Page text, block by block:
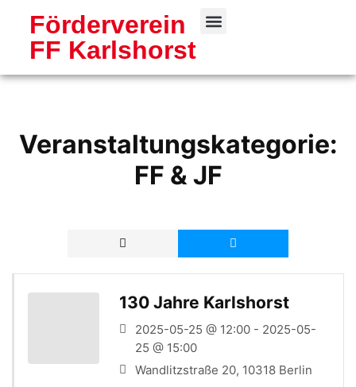
Förderverein
FF Karlshorst
Veranstaltungskategorie:
FF & JF
130 Jahre Karlshorst
2025-05-25 @ 12:00 - 2025-05-
25 @ 15:00
Wandlitzstraße 20, 10318 Berlin